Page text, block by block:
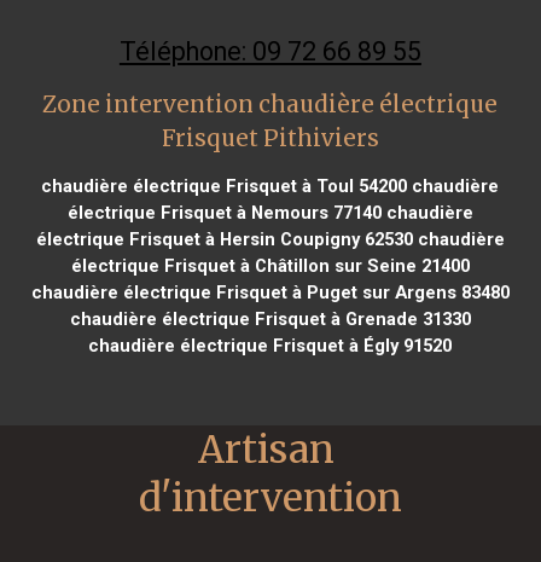
Téléphone: 09 72 66 89 55
Zone intervention chaudière électrique
Frisquet Pithiviers
chaudière électrique Frisquet à Toul 54200 chaudière
électrique Frisquet à Nemours 77140chaudière
électrique Frisquet à Hersin Coupigny 62530chaudière
électrique Frisquet à Châtillon sur Seine 21400
chaudière électrique Frisquet à Puget sur Argens 83480
chaudière électrique Frisquet à Grenade 31330
chaudière électrique Frisquet à Égly 91520
Artisan
d'intervention